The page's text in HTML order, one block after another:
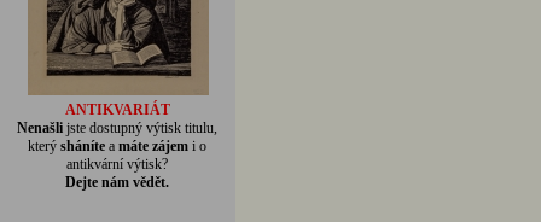
ANTIKVARIÁT
Nenašli jste dostupný výtisk titulu,
kterýsháníte amáte zájem i o
antikvární výtisk?
Dejte nám vědět.